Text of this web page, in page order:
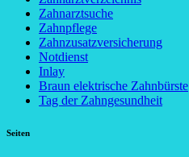
Zahnarztsuche
Zahnpflege
Zahnzusatzversicherung
Notdienst
Inlay
Braun elektrische Zahnbürste
Tag der Zahngesundheit
Seiten